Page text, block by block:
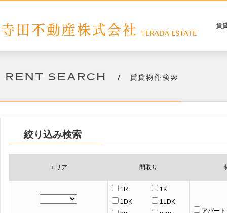
賃
絞り込み検索
エリア 間取り
1R
1K
1DK
1LDK
アパート